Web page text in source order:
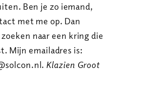
Ben je zo iemand,
met me op. Dan
naar een kring die
Mijn emailadres is:
Klazien Groot